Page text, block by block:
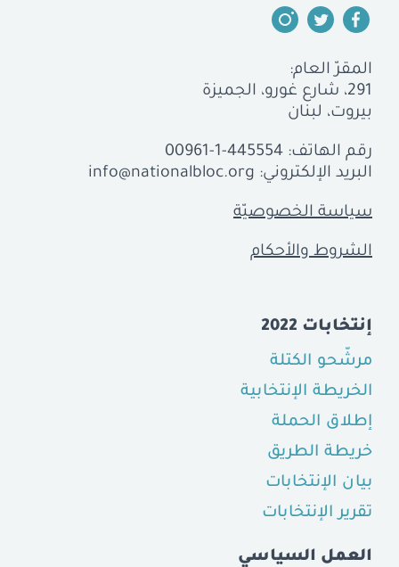
المقرّ العام:
291، شارع غورو، الجميزة
بيروت، لبنان
رقم الهاتف: 00961-1-445554
البريد الإلكتروني: info@nationalbloc.org
سياسة الخصوصيّة
الشروط والأحكام
إنتخابات 2022
مرشّحو الكتلة
الخريطة الإنتخابية
إطلاق الحملة
خريطة الطريق
بيان الإنتخابات
تقرير الإنتخابات
العمل السياسي